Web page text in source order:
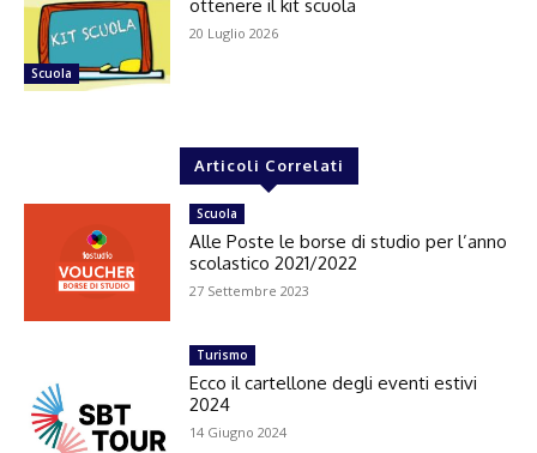
Scuola
ottenere il kit scuola
20 Luglio 2026
Articoli Correlati
Scuola
Alle Poste le borse di studio per l’anno
scolastico 2021/2022
27 Settembre 2023
Turismo
Ecco il cartellone degli eventi estivi
2024
14 Giugno 2024